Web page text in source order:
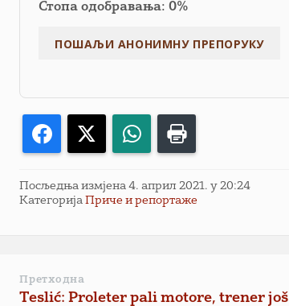
Стопа одобравања: 0%
Facebook WhatsApp
Посљедња измјена 4. април 2021. у 20:24
КатегоријаПриче и репортаже
Претходна
Teslić: Proleter pali motore, trener još